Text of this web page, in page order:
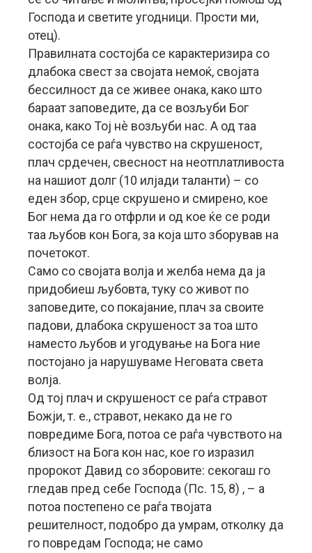
Господа и светите угодници. Прости ми,
отец).
Правилната состојба се карактеризира со
длабока свест за својата немоќ, својата
бессилност да се живее онака, како што
бараат заповедите, да се возљуби Бог
онака, како Тој нè возљуби нас. А од таа
состојба се раѓа чувство на скрушеност,
плач срдечен, свесност на неотплатливоста
на нашиот долг (10 илјади таланти) – со
еден збор, срце скрушено и смирено, кое
Бог нема да го отфрли и од кое ќе се роди
таа љубов кон Бога, за која што зборував на
почетокот.
Само со својата волја и желба нема да ја
придобиеш љубовта, туку со живот по
заповедите, со покајание, плач за своите
падови, длабока скрушеност за тоа што
наместо љубов и угодување на Бога ние
постојано ја нарушуваме Неговата света
волја.
Од тој плач и скрушеност се раѓа стравот
Божји, т. е., стравот, некако да не го
повредиме Бога, потоа се раѓа чувството на
близост на Бога кон нас, кое го изразил
пророкот Давид со зборовите: секогаш го
гледав пред себе Господа (Пс. 15, 8) , – а
потоа постепено се раѓа твојата
решителност, подобро да умрам, отколку да
го повредам Господа; не само